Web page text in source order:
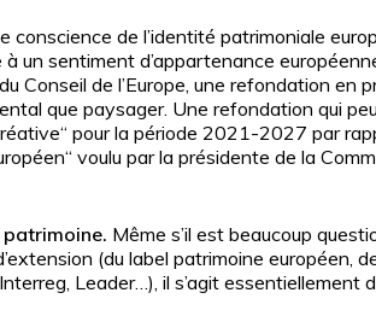
conscience de l’identité patrimoniale
un sentiment d’appartenance
Conseil de l’Europe, une refondation
que paysager. Une refondation qui
pour la période 2021-2027 par
voulu par la présidente de la
patrimoine. Même s’il est beaucoup
(du label patrimoine européen,
Leader…), il s’agit essentiellement